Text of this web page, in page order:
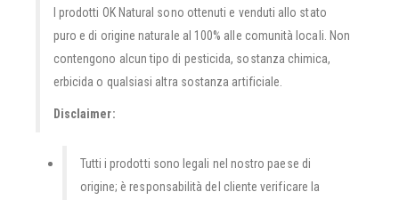
I prodotti OK Natural sono ottenuti e venduti allo stato
puro e di origine naturale al 100% alle comunità locali. Non
contengono alcun tipo di pesticida, sostanza chimica,
erbicida o qualsiasi altra sostanza artificiale.
Disclaimer:
Tutti i prodotti sono legali nel nostro paese di
origine; è responsabilità del cliente verificare la